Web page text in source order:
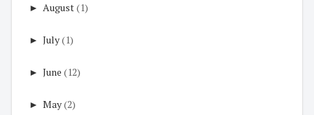
► August(1)
► July(1)
► June (12)
► May(2)